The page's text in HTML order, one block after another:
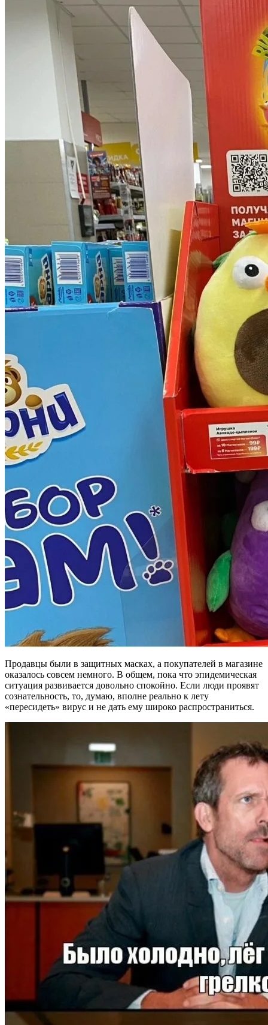
Продавцы были в защитных масках, а покупателей в магазине
оказалось совсем немного. В общем, пока что эпидемическая
ситуация развивается довольно спокойно. Если люди проявят
сознательность, то, думаю, вполне реально к лету
«пересидеть» вирус и не дать ему широко распространиться.